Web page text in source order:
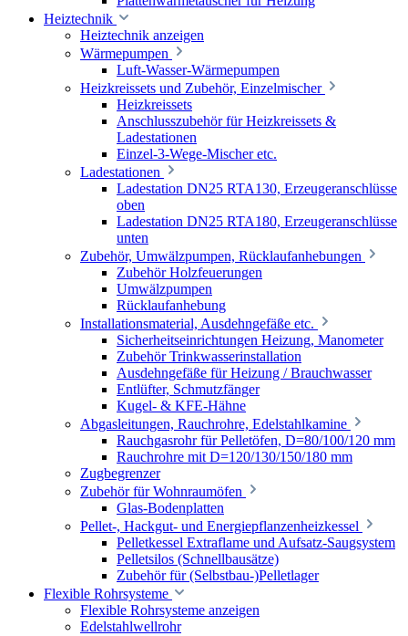
Heiztechnik
Heiztechnik anzeigen
Wärmepumpen
Luft-Wasser-Wärmepumpen
Heizkreissets und Zubehör, Einzelmischer
Heizkreissets
Anschlusszubehör für Heizkreissets &
Ladestationen
Einzel-3-Wege-Mischer etc.
Ladestationen
Ladestation DN25 RTA130, Erzeugeranschlüsse
oben
Ladestation DN25 RTA180, Erzeugeranschlüsse
unten
Zubehör, Umwälzpumpen, Rücklaufanhebungen
Zubehör Holzfeuerungen
Umwälzpumpen
Rücklaufanhebung
Installationsmaterial, Ausdehngefäße etc.
Sicherheitseinrichtungen Heizung, Manometer
Zubehör Trinkwasserinstallation
Ausdehngefäße für Heizung / Brauchwasser
Entlüfter, Schmutzfänger
Kugel- & KFE-Hähne
Abgasleitungen, Rauchrohre, Edelstahlkamine
Rauchgasrohr für Pelletöfen, D=80/100/120 mm
Rauchrohre mit D=120/130/150/180 mm
Zugbegrenzer
Zubehör für Wohnraumöfen
Glas-Bodenplatten
Pellet-, Hackgut- und Energiepflanzenheizkessel
Pelletkessel Extraflame und Aufsatz-Saugsystem
Pelletsilos (Schnellbausätze)
Zubehör für (Selbstbau-)Pelletlager
Flexible Rohrsysteme
Flexible Rohrsysteme anzeigen
Edelstahlwellrohr